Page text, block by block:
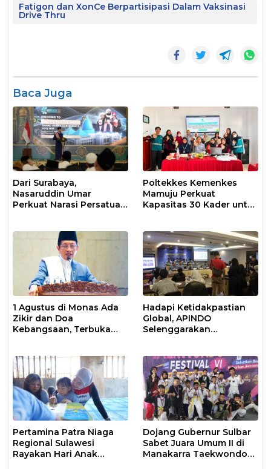
Fatigon dan XonCe Berpartisipasi Dalam Vaksinasi
Drive Thru
Baca Juga
Dari Surabaya,
Nasaruddin Umar
Perkuat Narasi Persatuan
Poltekkes Kemenkes
Mamuju Perkuat
Kapasitas 30 Kader untuk
1 Agustus di Monas Ada
Zikir dan Doa
Kebangsaan, Terbuka
Hadapi Ketidakpastian
Global, APINDO
Selenggarakan
Ketahanan Ekonomi
Nasional
Pertamina Patra Niaga
Regional Sulawesi
Rayakan Hari Anak
Dojang Gubernur Sulbar
Sabet Juara Umum II di
Manakarra Taekwondo